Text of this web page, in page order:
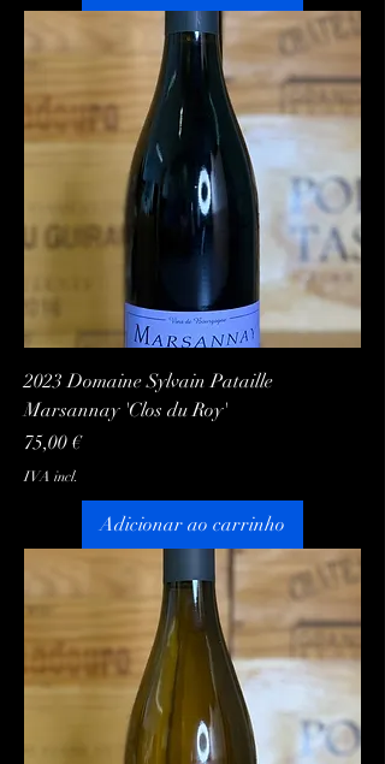
2023 Domaine Sylvain Pataille
Marsannay 'Clos du Roy'
Preço
75,00 €
IVA incl.
Adicionar ao carrinho